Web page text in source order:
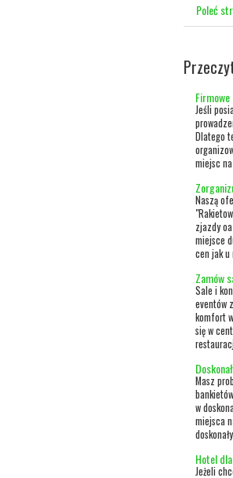
Poleć
Jeśli
Dlatego
miejsc
Naszą
zjazdy
miejsce
cen jak u
Zamów
Sale i
eventów
komfort
się w
Masz
w
miejsca
Hotel
Jeżeli